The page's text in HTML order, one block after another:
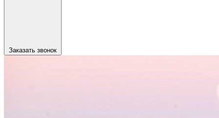
Заказать звонок